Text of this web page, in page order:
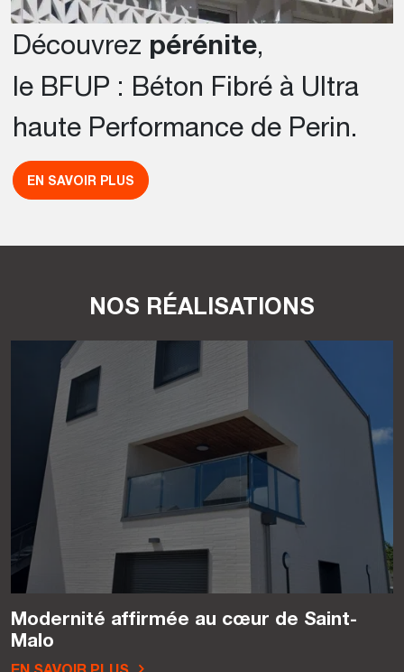
Découvrez pérénite,
le BFUP : Béton Fibré à Ultra
haute Performance de Perin.
EN SAVOIR PLUS
NOS RÉALISATIONS
Modernité affirmée au cœur de Saint-
Malo